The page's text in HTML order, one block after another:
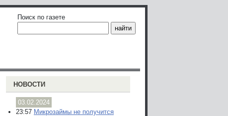
Поиск по газете
НОВОСТИ
03.02.2024
23:57 Микрозаймы не получится